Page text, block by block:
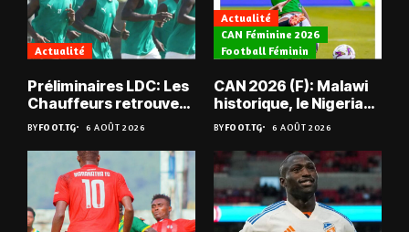
Actualité
Préliminaires LDC: Les
Chauffeurs retrouvent
les Mimos
BYFOOT.TG 6 AOÛT 2026
Actualité
CAN Féminine 2026
Football Féminin
CAN 2026 (F): Malawi
historique, le Nigeria
sauvé, la Zambie
éliminée
BYFOOT.TG 6 AOÛT 2026